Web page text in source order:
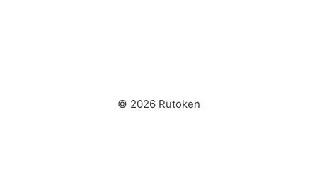
© 2026 Rutoken